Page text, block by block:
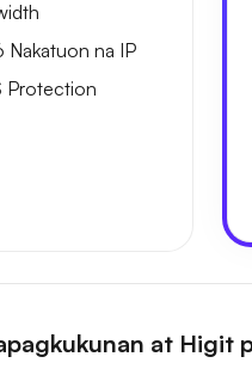
Nakatuon na IP
Protection
at Higit